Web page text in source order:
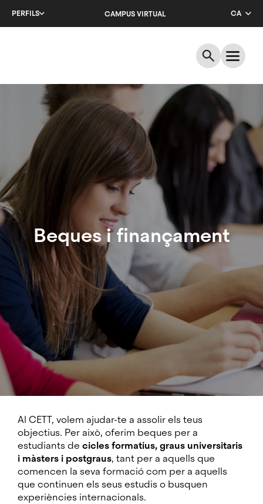
PERFILS CAMPUS VIRTUAL
CA
ES
Beques
finançament
Beques i finançament
Al CETT, volem ajudar-te a assolir els teus
objectius. Per això, oferim beques per a
estudiants de cicles formatius, graus universitaris
i màsters i postgraus, tant per a aquells que
comencen la seva formació com per a aquells
que continuen els seus estudis o busquen
experiències internacionals.